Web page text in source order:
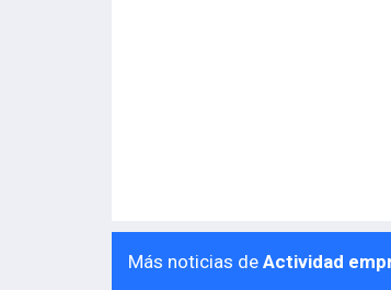
Más noticias de Actividad